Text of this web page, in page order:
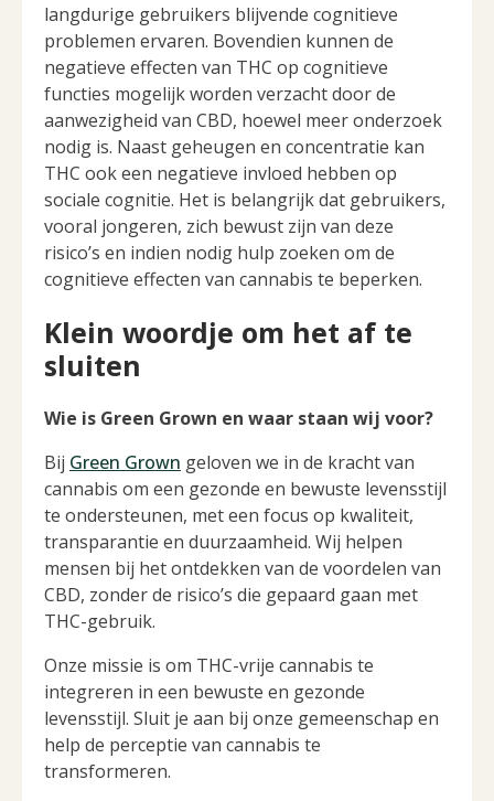
langdurige gebruikers blijvende cognitieve
problemen ervaren. Bovendien kunnen de
negatieve effecten van THC op cognitieve
functies mogelijk worden verzacht door de
aanwezigheid van CBD, hoewel meer onderzoek
nodig is. Naast geheugen en concentratie kan
THC ook een negatieve invloed hebben op
sociale cognitie. Het is belangrijk dat gebruikers,
vooral jongeren, zich bewust zijn van deze
risico’s en indien nodig hulp zoeken om de
cognitieve effecten van cannabis te beperken.
Klein woordje om het af te
sluiten
Wie is Green Grown en waar staan wij voor?
Bij Green Grown geloven we in de kracht van
cannabis om een gezonde en bewuste levensstijl
te ondersteunen, met een focus op kwaliteit,
transparantie en duurzaamheid. Wij helpen
mensen bij het ontdekken van de voordelen van
CBD, zonder de risico’s die gepaard gaan met
THC-gebruik.
Onze missie is om THC-vrije cannabis te
integreren in een bewuste en gezonde
levensstijl. Sluit je aan bij onze gemeenschap en
help de perceptie van cannabis te
transformeren.